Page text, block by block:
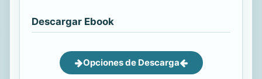
Descargar Ebook
Opciones de Descarga